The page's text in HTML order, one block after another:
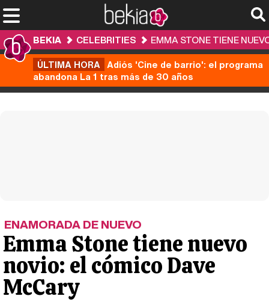
BEKIA CELEBRITIES
EMMA STONE TIENE
ÚLTIMA HORA Adiós 'Cine de barrio': el programa
abandona La 1 tras más de 30 años
ENAMORADA DE NUEVO
Emma Stone tiene nuevo
novio: el cómico Dave
McCary